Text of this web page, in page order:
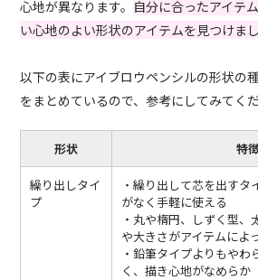
心地が異なります。 自分に合ったアイテ
い心地のよい形状のアイテムを見つけまし
以下の表にアイブロウペンシルの形状の
をまとめているので、参考にしてみてくだ
形状 特
繰り出しタイ
プ
・繰り出して芯を出すタ
がなく手軽に使える
・丸や楕円、しずく型、
や大きさがアイテムによ
・鉛筆タイプよりもやわ
く、描き心地がなめらか